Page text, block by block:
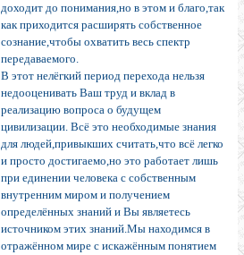
доходит до понимания,но в этом и благо,так
как приходится расширять собственное
сознание,чтобы охватить весь спектр
передаваемого.
В этот нелёгкий период перехода нельзя
недооценивать Ваш труд и вклад в
реализацию вопроса о будущем
цивилизации. Всё это необходимые знания
для людей,привыкших считать,что всё легко
и просто достигаемо,но это работает лишь
при единении человека с собственным
внутренним миром и получением
определённых знаний и Вы являетесь
источником этих знаний.Мы находимся в
отражённом мире с искажённым понятием